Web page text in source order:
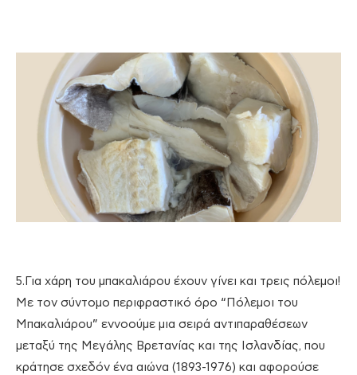
5.Για χάρη του μπακαλιάρου έχουν γίνει και τρεις πόλεμοι!
Με τον σύντομο περιφραστικό όρο “Πόλεμοι του
Μπακαλιάρου” εννοούμε μια σειρά αντιπαραθέσεων
μεταξύ της Μεγάλης Βρετανίας και της Ισλανδίας, που
κράτησε σχεδόν ένα αιώνα (1893-1976) και αφορούσε